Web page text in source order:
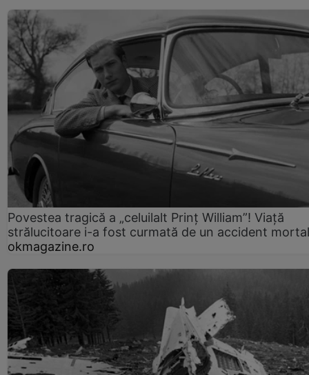
Povestea tragică a „celuilalt Prinț William”! Viață
strălucitoare i-a fost curmată de un accident mortal
okmagazine.ro